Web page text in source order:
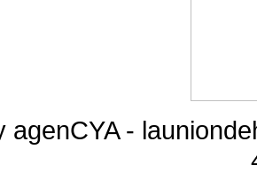
agenCYA -